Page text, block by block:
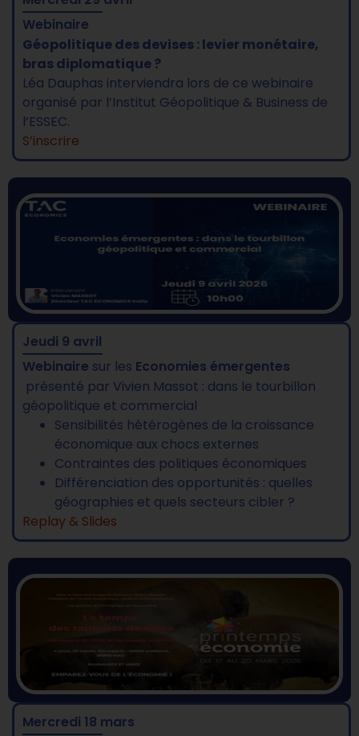
Webinaire
Géopolitique des devises : levier monétaire,
bras diplomatique ?
Léa Dauphas interviendra lors de ce webinaire
organisé par l’Institut Géopolitique & Business de
l’ESSEC.
S’inscrire
Jeudi 9 avril
Webinaire sur les Economies émergentes
présenté par Vivien Massot : dans le tourbillon
géopolitique et commercial
Sensibilités hétérogènes de la croissance
économique aux chocs externes
Contraintes des politiques économiques
Différenciation des opportunités : quelles
géographies et quels secteurs cibler ?
Replay & Slides
Mercredi 18 mars